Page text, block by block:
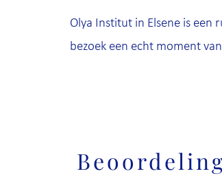
Olya Institut in Elsene is
bezoek een echt moment